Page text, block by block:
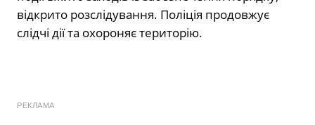
відкрито розслідування. Поліція продовжує
слідчі дії та охороняє територію.
РЕКЛАМА